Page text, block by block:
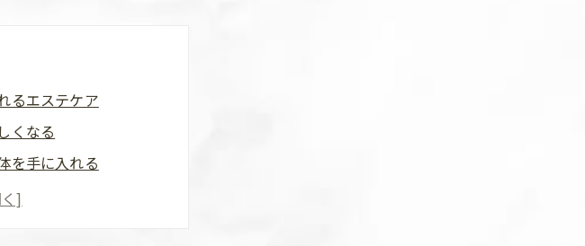
るエステケア
くなる
を手に入れる
健康になる